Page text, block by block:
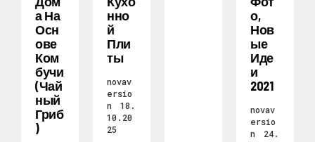
А На
Осн
Ове
Ком
Бучи
(чай
Ный
Гриб
)
Нно
Й
Пли
Ты
novav
ersio
n
18.
10.20
25
О,
Нов
Ые
Иде
И
2021
novav
ersio
n
24.